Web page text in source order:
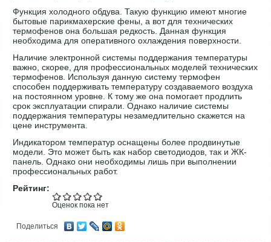
Функция холодного обдува. Такую функцию имеют многие
бытовые парикмахерские фены, а вот для технических
термофенов она большая редкость. Данная функция
необходима для оперативного охлаждения поверхности.
Наличие электронной системы поддержания температуры
важно, скорее, для профессиональных моделей технических
термофенов. Используя данную систему термофен
способен поддерживать температуру создаваемого воздуха
на постоянном уровне. К тому же она помогает продлить
срок эксплуатации спирали. Однако наличие системы
поддержания температуры незамедлительно скажется на
цене инструмента.
Индикатором температур оснащены более продвинутые
модели. Это может быть как набор светодиодов, так и ЖК-
панель. Однако они необходимы лишь при выполнении
профессиональных работ.
Рейтинг:
Оценок пока нет
Поделиться